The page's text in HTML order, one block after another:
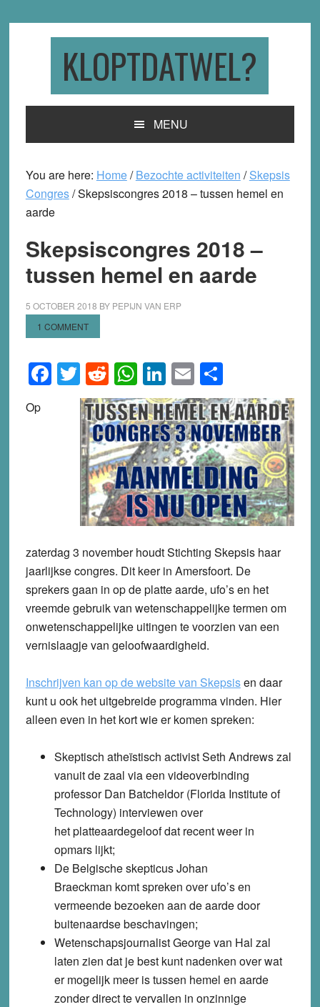
KLOPTDATWEL?
MENU
You are here: Home/ Bezochte activiteiten / Skepsis
Congres/Skepsiscongres 2018 – tussen hemel en
aarde
Skepsiscongres 2018 –
tussen hemel en aarde
5 OCTOBER 2018 BY PEPIJN VAN ERP
1 COMMENT
Facebook
Twitter
Reddit
WhatsApp
LinkedIn
EmailShare
Op
zaterdag 3 november houdt Stichting Skepsis haar
jaarlijkse congres. Dit keer in Amersfoort. De
sprekers gaan in op de platte aarde, ufo’s en het
vreemde gebruik van wetenschappelijke termen om
onwetenschappelijke uitingen te voorzien van een
vernislaagje van geloofwaardigheid.
Inschrijven kan op de website van Skepsisen daar
kunt u ook het uitgebreide programma vinden. Hier
alleen even in het kort wie er komen spreken:
Skeptisch atheïstisch activist Seth Andrews zal
vanuit de zaal via een videoverbinding
professor Dan Batcheldor (Florida Institute of
Technology) interviewen over
het platteaardegeloof dat recent weer in
opmars lijkt;
De Belgische skepticus Johan
Braeckman komt spreken over ufo’s en
vermeende bezoeken aan de aarde door
buitenaardse beschavingen;
Wetenschapsjournalist George van Hal zal
laten zien dat je best kunt nadenken over wat
er mogelijk meer is tussen hemel en aarde
zonder direct te vervallen in onzinnige